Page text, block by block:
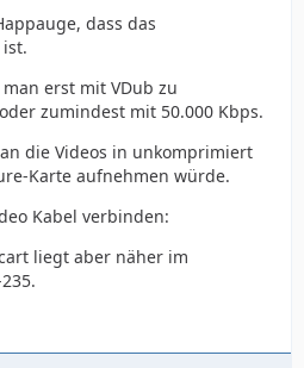
dass das
man erst mit VDub zu
zumindest mit 50.000 Kbps.
die Videos in unkomprimiert
Karte aufnehmen würde.
Kabel verbinden:
liegt aber näher im